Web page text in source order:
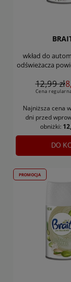
wkład do
odświeżacza
12,99 zł
Cena
Najniższa cena
dni przed
obniżki:
DO
PROMOCJA